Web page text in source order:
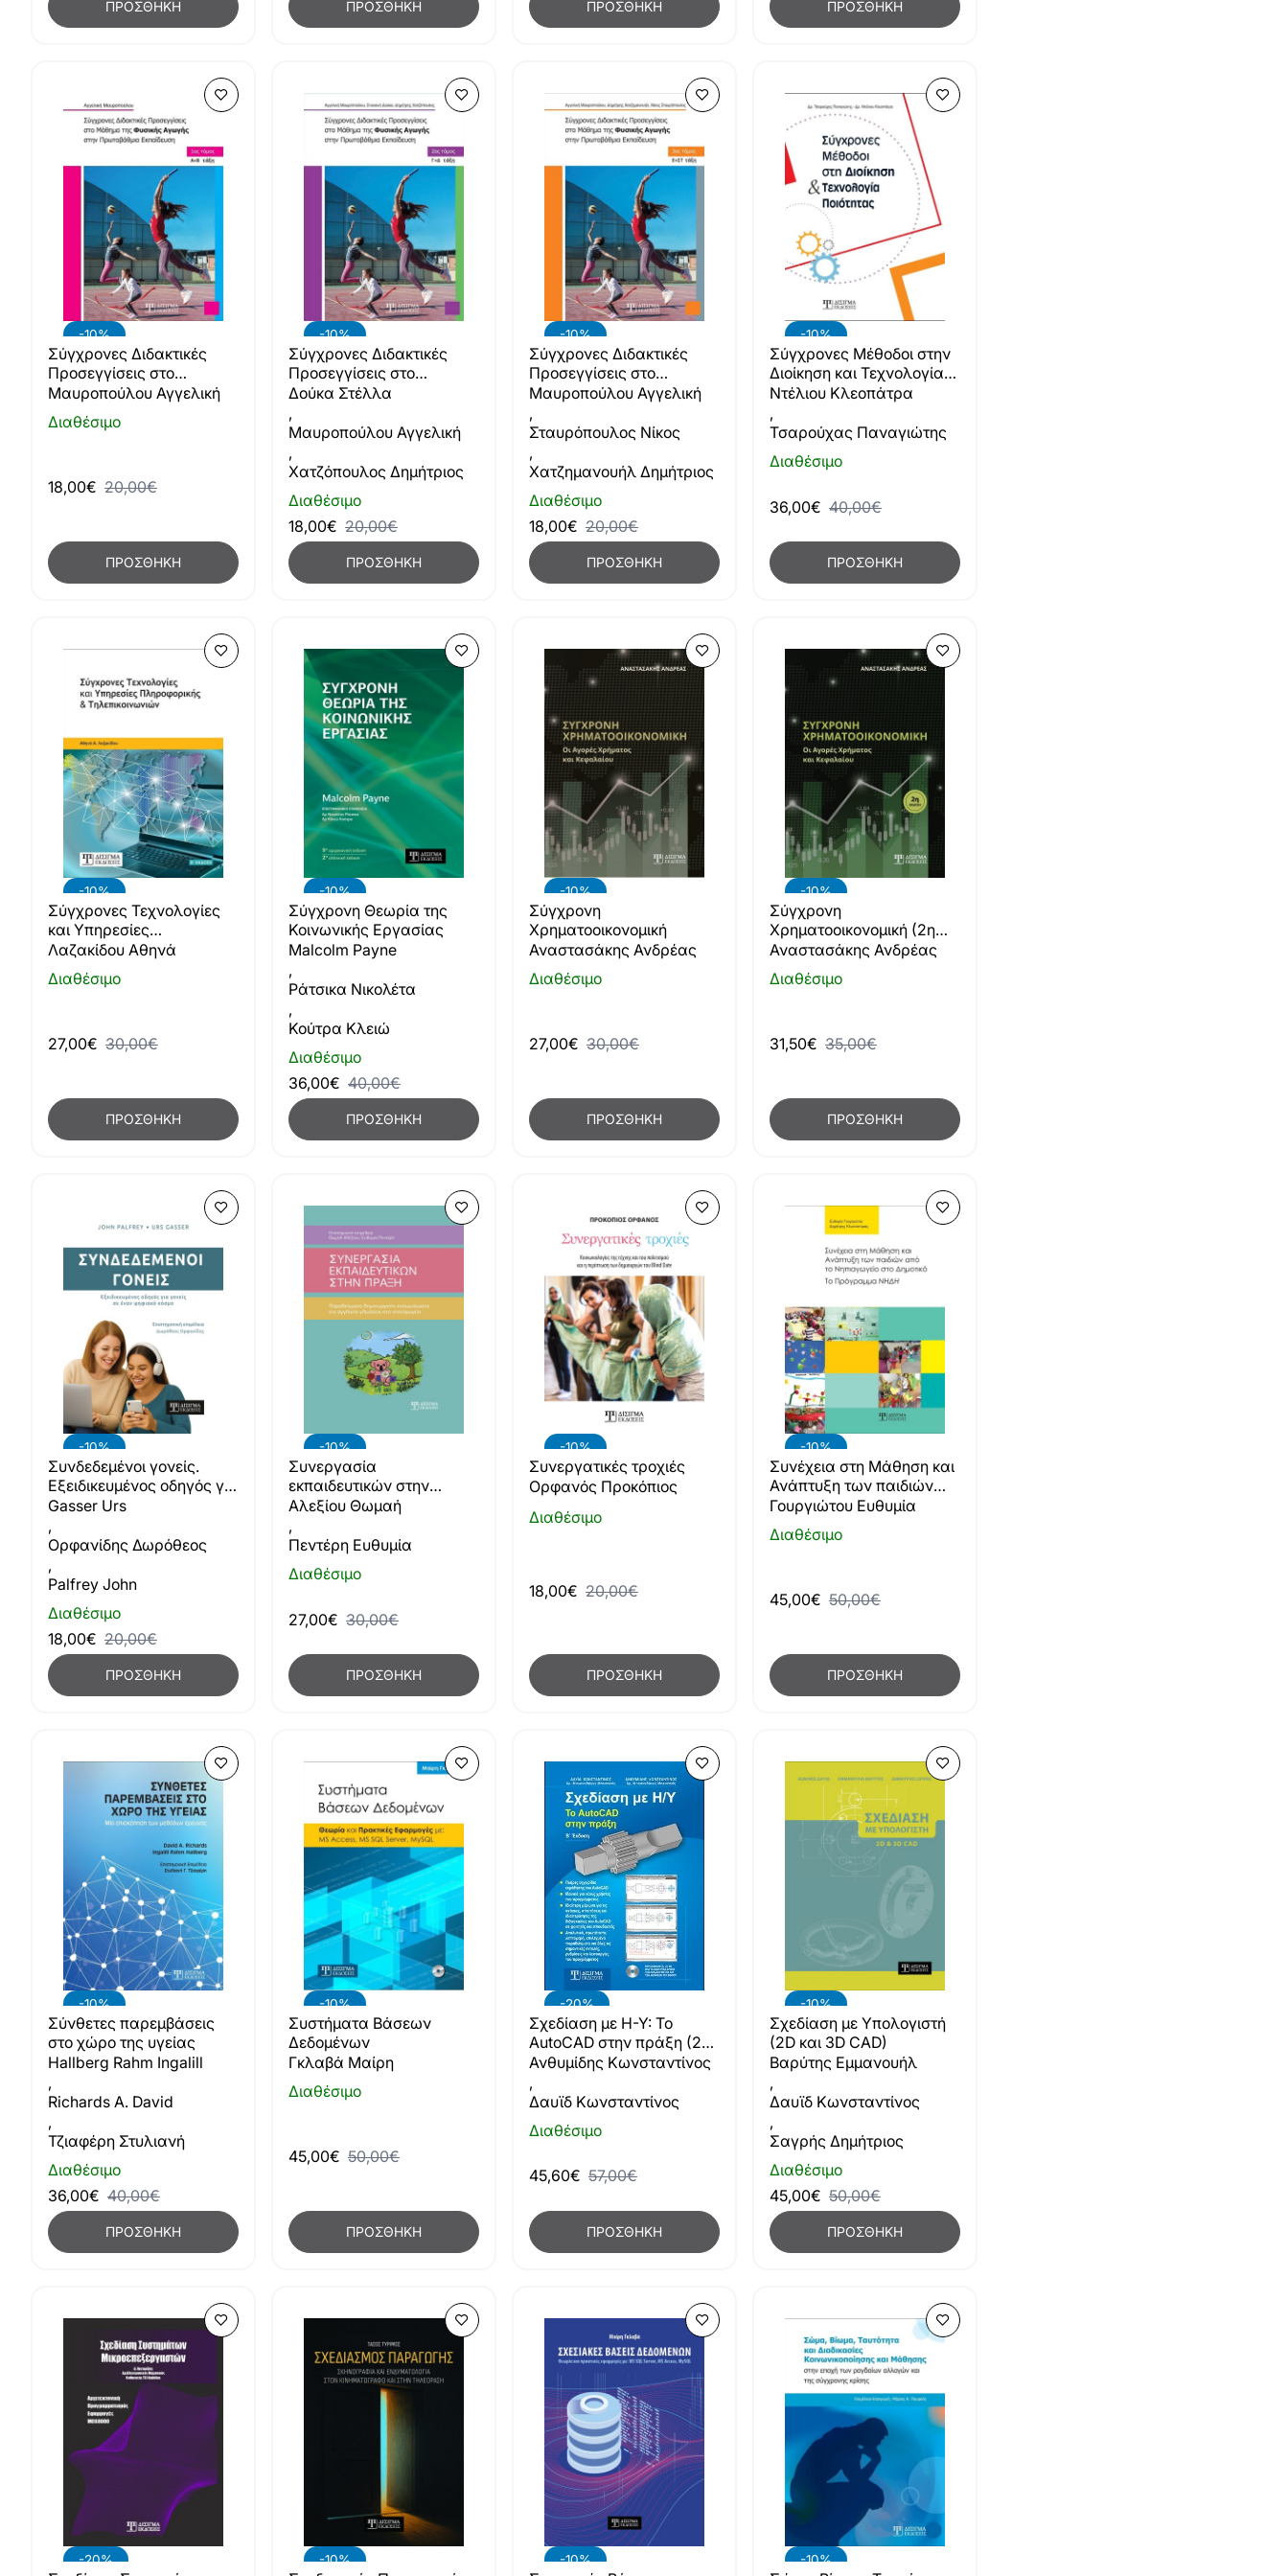
ΠΡΟΣΘΉΚΗ ΠΡΟΣΘΉΚΗ ΠΡΟΣΘΉΚΗ ΠΡΟΣΘΉΚΗ
-10%
Διαθέσιμο
Σύγχρονες Διδακτικές
Προσεγγίσεις στο
Μάθημα της Φυσικής
Αγωγής (Α' τόμος)
Μαυροπούλου Αγγελική
18,00€ 20,00€
ΠΡΟΣΘΉΚΗ
-10%
Διαθέσιμο
Σύγχρονες Διδακτικές
Προσεγγίσεις στο
Μάθημα της Φυσικής
Δούκα Στέλλα
,
Μαυροπούλου Αγγελική
,
Χατζόπουλος Δημήτριος
18,00€ 20,00€
ΠΡΟΣΘΉΚΗ
-10%
Διαθέσιμο
Σύγχρονες Διδακτικές
Προσεγγίσεις στο
Μάθημα της Φυσικής
Μαυροπούλου Αγγελική
,
Σταυρόπουλος Νίκος
,
Χατζημανουήλ Δημήτριος
18,00€ 20,00€
ΠΡΟΣΘΉΚΗ
-10%
Διαθέσιμο
Σύγχρονες Μέθοδοι στην
Διοίκηση και Τεχνολογία
Ποιότητας
Ντέλιου Κλεοπάτρα
,
Τσαρούχας Παναγιώτης
36,00€ 40,00€
ΠΡΟΣΘΉΚΗ
-10%
Διαθέσιμο
Σύγχρονες Τεχνολογίες
και Υπηρεσίες
Πληροφορικής
Λαζακίδου Αθηνά
27,00€ 30,00€
ΠΡΟΣΘΉΚΗ
-10%
Διαθέσιμο
Σύγχρονη Θεωρία της
Κοινωνικής Εργασίας
Malcolm Payne
,
Ράτσικα Νικολέτα
,
Κούτρα Κλειώ
36,00€ 40,00€
ΠΡΟΣΘΉΚΗ
-10%
Διαθέσιμο
Σύγχρονη
Χρηματοοικονομική
Αναστασάκης Ανδρέας
27,00€ 30,00€
ΠΡΟΣΘΉΚΗ
-10%
Διαθέσιμο
Σύγχρονη
Χρηματοοικονομική (2η
έκδοση)
Αναστασάκης Ανδρέας
31,50€ 35,00€
ΠΡΟΣΘΉΚΗ
-10%
Διαθέσιμο
Συνδεδεμένοι γονείς.
Εξειδικευμένος οδηγός για
γονείς σε έναν ψηφιακό
Gasser Urs
,
Ορφανίδης Δωρόθεος
,
Palfrey John
18,00€ 20,00€
ΠΡΟΣΘΉΚΗ
-10%
Διαθέσιμο
Συνεργασία
εκπαιδευτικών στην
πράξη
Αλεξίου Θωμαή
,
Πεντέρη Ευθυμία
27,00€ 30,00€
ΠΡΟΣΘΉΚΗ
-10%
Διαθέσιμο
Συνεργατικές τροχιές
Ορφανός Προκόπιος
18,00€ 20,00€
ΠΡΟΣΘΉΚΗ
-10%
Διαθέσιμο
Συνέχεια στη Μάθηση και
Ανάπτυξη των παιδιών
από το Νηπιαγωγείο στο
Δημοτικό
Γουργιώτου Ευθυμία
45,00€ 50,00€
ΠΡΟΣΘΉΚΗ
-10%
Διαθέσιμο
Σύνθετες παρεμβάσεις
στο χώρο της υγείας
Hallberg Rahm Ingalill
,
Richards A. David
,
Τζιαφέρη Στυλιανή
36,00€ 40,00€
ΠΡΟΣΘΉΚΗ
-10%
Διαθέσιμο
Συστήματα Βάσεων
Δεδομένων
Γκλαβά Μαίρη
45,00€ 50,00€
ΠΡΟΣΘΉΚΗ
-20%
Διαθέσιμο
Σχεδίαση με Η-Υ: Το
AutoCAD στην πράξη (2η
έκδοση)
Ανθυμίδης Κωνσταντίνος
,
Δαυϊδ Κωνσταντίνος
45,60€ 57,00€
ΠΡΟΣΘΉΚΗ
-10%
Διαθέσιμο
Σχεδίαση με Υπολογιστή
(2D και 3D CAD)
Βαρύτης Εμμανουήλ
,
Δαυϊδ Κωνσταντίνος
,
Σαγρής Δημήτριος
45,00€ 50,00€
ΠΡΟΣΘΉΚΗ
-20% -10% -10% -10%